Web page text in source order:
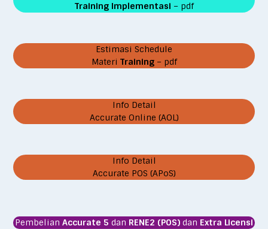
Training Implementasi – pdf
Estimasi Schedule
Materi Training – pdf
Info Detail
Accurate Online (AOL)
Info Detail
Accurate POS (APoS)
Pembelian Accurate 5 dan RENE2 (POS) dan Extra Licensi